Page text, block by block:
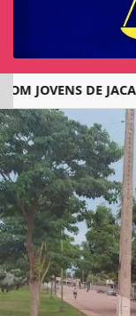
DE
EM ALTA